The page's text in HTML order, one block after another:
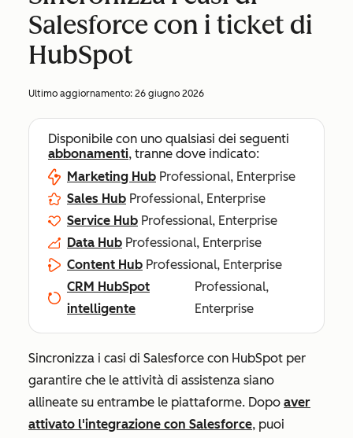
Salesforce con i ticket di
HubSpot
Ultimo aggiornamento: 26 giugno 2026
Disponibile con uno qualsiasi dei seguenti
abbonamenti, tranne dove indicato:
Marketing Hub Professional, Enterprise
Sales Hub Professional, Enterprise
Service Hub Professional, Enterprise
Data Hub Professional, Enterprise
Content Hub Professional, Enterprise
CRM HubSpot
intelligente
Professional,
Enterprise
Sincronizza i casi di Salesforce con HubSpot per
garantire che le attività di assistenza siano
allineate su entrambe le piattaforme. Dopo aver
attivato l'integrazione con Salesforce, puoi